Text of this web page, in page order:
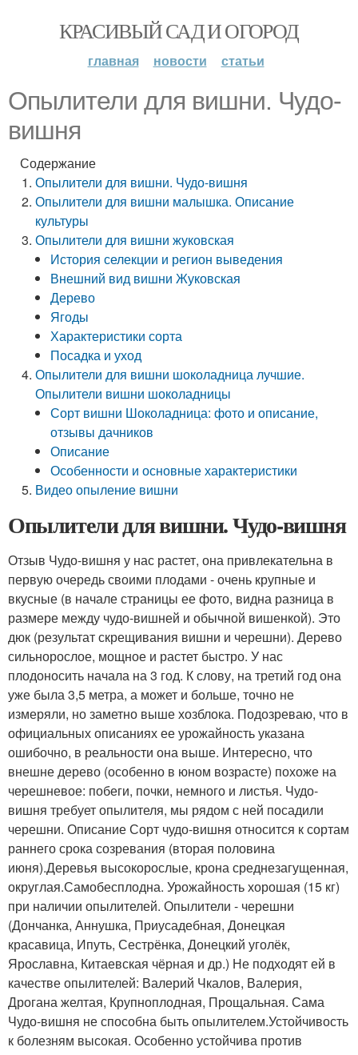
КРАСИВЫЙ САД И ОГОРОД
главная новости статьи
Опылители для вишни. Чудо-
вишня
Содержание
Опылители для вишни. Чудо-вишня
Опылители для вишни малышка. Описание
культуры
Опылители для вишни жуковская
История селекции и регион выведения
Внешний вид вишни Жуковская
Дерево
Ягоды
Характеристики сорта
Посадка и уход
Опылители для вишни шоколадница лучшие.
Опылители вишни шоколадницы
Сорт вишни Шоколадница: фото и описание,
отзывы дачников
Описание
Особенности и основные характеристики
Видео опыление вишни
Опылители для вишни. Чудо-вишня
Отзыв Чудо-вишня у нас растет, она привлекательна в
первую очередь своими плодами - очень крупные и
вкусные (в начале страницы ее фото, видна разница в
размере между чудо-вишней и обычной вишенкой). Это
дюк (результат скрещивания вишни и черешни). Дерево
сильнорослое, мощное и растет быстро. У нас
плодоносить начала на 3 год. К слову, на третий год она
уже была 3,5 метра, а может и больше, точно не
измеряли, но заметно выше хозблока. Подозреваю, что в
официальных описаниях ее урожайность указана
ошибочно, в реальности она выше. Интересно, что
внешне дерево (особенно в юном возрасте) похоже на
черешневое: побеги, почки, немного и листья. Чудо-
вишня требует опылителя, мы рядом с ней посадили
черешни. Описание Сорт чудо-вишня относится к сортам
раннего срока созревания (вторая половина
июня).Деревья высокорослые, крона среднезагущенная,
округлая.Самобесплодна. Урожайность хорошая (15 кг)
при наличии опылителей. Опылители - черешни
(Дончанка, Аннушка, Приусадебная, Донецкая
красавица, Ипуть, Сестрёнка, Донецкий уголёк,
Ярославна, Китаевская чёрная и др.) Не подходят ей в
качестве опылителей: Валерий Чкалов, Валерия,
Дрогана желтая, Крупноплодная, Прощальная. Сама
Чудо-вишня не способна быть опылителем.Устойчивость
к болезням высокая. Особенно устойчива против